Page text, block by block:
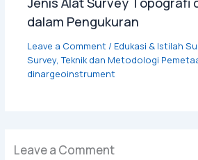
dalam Pengukuran
Leave a Comment/ Edukasi & Istilah
Survey,Teknik dan Metodologi
dinargeoinstrument
Leave a Comment